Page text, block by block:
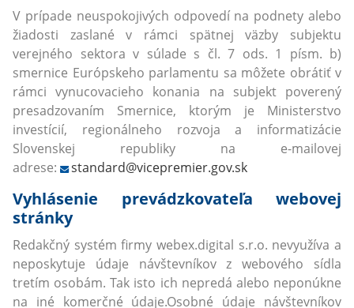
V prípade neuspokojivých odpovedí na podnety alebo
žiadosti zaslané v rámci spätnej väzby subjektu
verejného sektora v súlade s čl. 7 ods. 1 písm. b)
smernice Európskeho parlamentu sa môžete obrátiť v
rámci vynucovacieho konania na subjekt poverený
presadzovaním Smernice, ktorým je Ministerstvo
investícií, regionálneho rozvoja a informatizácie
Slovenskej republiky na e-mailovej
adrese:
standard@vicepremier.gov.sk
Vyhlásenie prevádzkovateľa webovej
stránky
Redakčný systém firmy webex.digital s.r.o. nevyužíva a
neposkytuje údaje návštevníkov z webového sídla
tretím osobám. Tak isto ich nepredá alebo neponúkne
na iné komerčné údaje.Osobné údaje návštevníkov